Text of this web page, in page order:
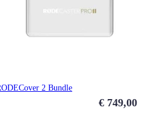
2 Bundle
€ 749,00